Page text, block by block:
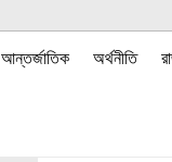
আন্তর্জাতিক অর্থনীতি